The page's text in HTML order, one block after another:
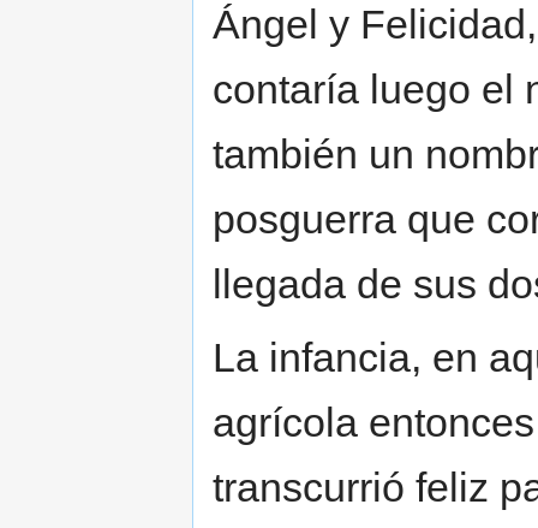
Ángel y
contaría luego el
también un
posguerra que
llegada de sus
La infancia, en
agrícola
transcurrió feliz